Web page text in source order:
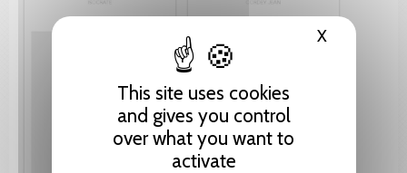
This site uses cookies
and gives you control
over what you want to
activate
XHide